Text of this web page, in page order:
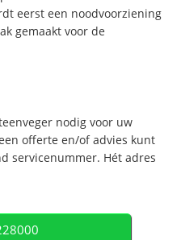
eerst een noodvoorziening
gemaakt voor de
nodig voor uw
offerte en/of advies kunt
servicenummer. Hét adres